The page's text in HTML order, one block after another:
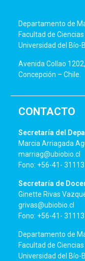
Departamento de
Facultad de Ciencias
Universidad del Bío-
Avenida Collao
Concepción – Chile.
CONTACTO
Secretaría del
Marcia Arriagada
marriag@ubiobio.cl
Fono: +56-41-
Secretaría de
Ginette Rivas
grivas@ubiobio.cl
Fono: +56-41-
Departamento de
Facultad de Ciencias
Universidad del Bío-